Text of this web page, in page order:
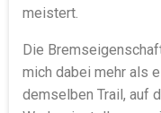
meistert.
Die
mich dabei mehr als
demselben Trail, auf